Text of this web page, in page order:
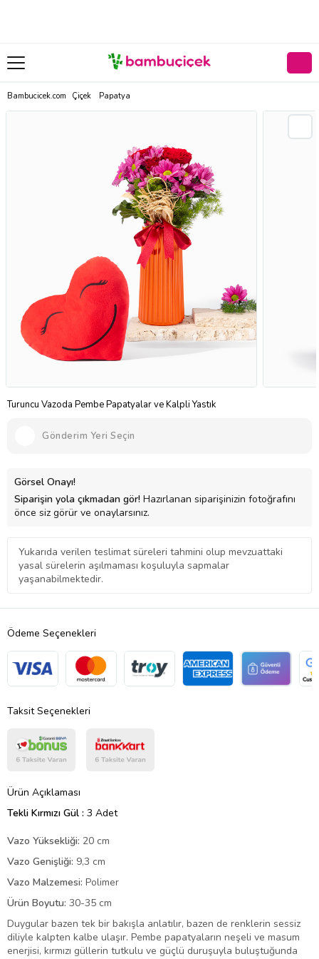
Bambucicek.com Çiçek Papatya
Turuncu Vazoda Pembe Papatyalar ve Kalpli Yastık
Gönderim Yeri Seçin
Görsel Onayı!
Siparişin yola çıkmadan gör! Hazırlanan siparişinizin fotoğrafını
önce siz görür ve onaylarsınız.
Yukarıda verilen teslimat süreleri tahmini olup mevzuattaki
yasal sürelerin aşılmaması koşuluyla sapmalar
yaşanabilmektedir.
Ödeme Seçenekleri
Taksit Seçenekleri
Ürün Açıklaması
Tekli Kırmızı Gül : 3 Adet
Vazo Yüksekliği: 20 cm
Vazo Genişliği: 9,3 cm
Vazo Malzemesi: Polimer
Ürün Boyutu: 30-35 cm
Duygular bazen tek bir bakışla anlatılır, bazen de renklerin sessiz
diliyle kalpten kalbe ulaşır. Pembe papatyaların neşeli ve masum
enerjisi, kırmızı güllerin tutkulu ve güçlü duruşuyla buluştuğunda